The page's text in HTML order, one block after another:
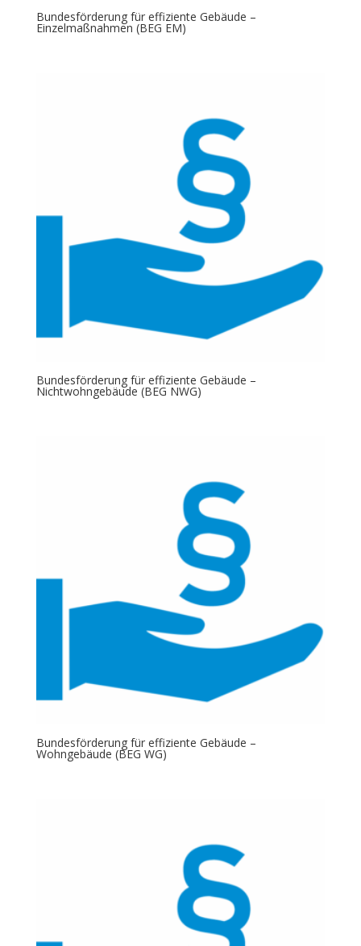
Bundesförderung für effiziente Gebäude –
Einzelmaßnahmen (BEG EM)
Bundesförderung für effiziente Gebäude –
Nichtwohngebäude (BEG NWG)
Bundesförderung für effiziente Gebäude –
Wohngebäude (BEG WG)